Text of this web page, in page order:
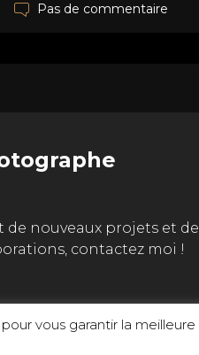
Pas de commentaire
de nouveaux projets et de
contactez moi !
vous garantir la